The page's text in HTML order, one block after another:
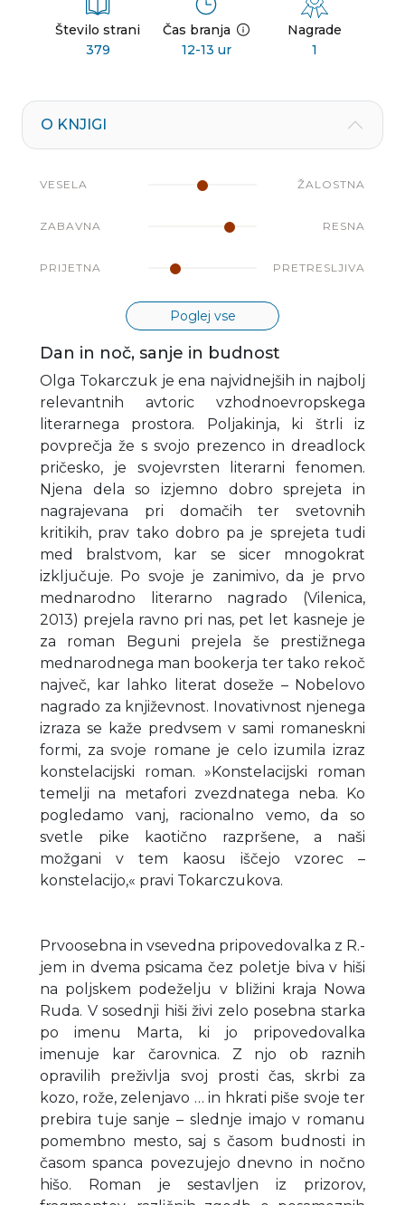
Število strani
379
Čas branja
12-13 ur
Nagrade
1
O KNJIGI
VESELA ŽALOSTNA
ZABAVNA RESNA
PRIJETNA PRETRESLJIVA
Poglej vse
Dan in noč, sanje in budnost
Olga Tokarczuk je ena najvidnejših in najbolj
relevantnih avtoric vzhodnoevropskega
literarnega prostora. Poljakinja, ki štrli iz
povprečja že s svojo prezenco in dreadlock
pričesko, je svojevrsten literarni fenomen.
Njena dela so izjemno dobro sprejeta in
nagrajevana pri domačih ter svetovnih
kritikih, prav tako dobro pa je sprejeta tudi
med bralstvom, kar se sicer mnogokrat
izključuje. Po svoje je zanimivo, da je prvo
mednarodno literarno nagrado (Vilenica,
2013) prejela ravno pri nas, pet let kasneje je
za roman Beguni prejela še prestižnega
mednarodnega man bookerja ter tako rekoč
največ, kar lahko literat doseže – Nobelovo
nagrado za književnost. Inovativnost njenega
izraza se kaže predvsem v sami romaneskni
formi, za svoje romane je celo izumila izraz
konstelacijski roman. »Konstelacijski roman
temelji na metafori zvezdnatega neba. Ko
pogledamo vanj, racionalno vemo, da so
svetle pike kaotično razpršene, a naši
možgani v tem kaosu iščejo vzorec –
konstelacijo,« pravi Tokarczukova.
Prvoosebna in vsevedna pripovedovalka z R.-
jem in dvema psicama čez poletje biva v hiši
na poljskem podeželju v bližini kraja Nowa
Ruda. V sosednji hiši živi zelo posebna starka
po imenu Marta, ki jo pripovedovalka
imenuje kar čarovnica. Z njo ob raznih
opravilih preživlja svoj prosti čas, skrbi za
kozo, rože, zelenjavo … in hkrati piše svoje ter
prebira tuje sanje – slednje imajo v romanu
pomembno mesto, saj s časom budnosti in
časom spanca povezujejo dnevno in nočno
hišo. Roman je sestavljen iz prizorov,